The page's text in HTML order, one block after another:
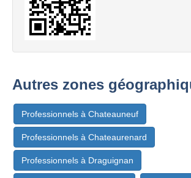
Autres zones
Professionnels à Chateauneuf
Professionnels à Chateaurenard
Professionnels à Draguignan